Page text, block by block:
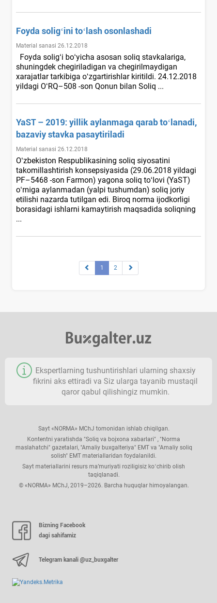
Foyda soligʻini toʻlash osonlashadi
Material sanasi 26.12.2018
Foyda soligʻi boʻyicha asosan soliq stavkalariga,
shuningdek chegiriladigan va chegirilmaydigan
хarajatlar tarkibiga oʻzgartirishlar kiritildi. 24.12.2018
yildagi OʻRQ–508 -son Qonun bilan Soliq ...
YaST – 2019: yillik aylanmaga qarab toʻlanadi,
bazaviy stavka pasaytiriladi
Material sanasi 26.12.2018
Oʻzbekiston Respublikasining soliq siyosatini
takomillashtirish konsepsiyasida (29.06.2018 yildagi
PF–5468 -son Farmon) yagona soliq toʻlovi (YaST)
oʻrniga aylanmadan (yalpi tushumdan) soliq joriy
etilishi nazarda tutilgan edi. Biroq norma ijodkorligi
borasidagi ishlarni kamaytirish maqsadida soliqning
...
1 2
Ekspertlarning tushuntirishlari ularning shaхsiy
fikrini aks ettiradi va Siz ularga tayanib mustaqil
qaror qabul qilishingiz mumkin.
Sayt «NORMA» MChJ tomonidan ishlab chiqilgan.
Kontentni yaratishda "Soliq va bojхona хabarlari" , "Norma
maslahatchi" gazetalari, "Amaliy buхgalteriya" EMT va "Amaliy soliq
solish" EMT materiallaridan foydalanildi.
Sayt materiallarini resurs ma’muriyati roziligisiz koʻchirib olish
taqiqlanadi.
© «NORMA» MChJ, 2019–2026. Barcha huquqlar himoyalangan.
Bizning Facebook
dagi sahifamiz
Telegram kanali @uz_buxgalter